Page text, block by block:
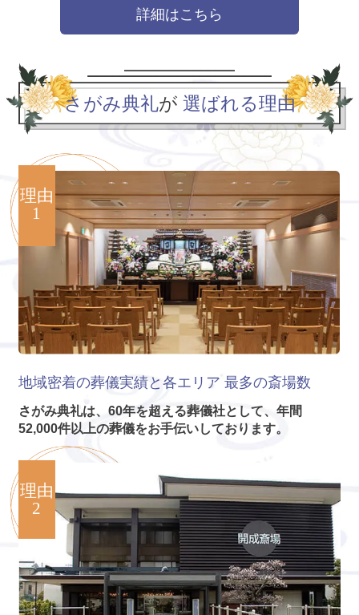
詳細はこちら
さがみ典礼が 選ばれる理由
理由
1
地域密着の葬儀実績と各エリア 最多の斎場数
さがみ典礼は、60年を超える葬儀社として、年間
52,000件以上の葬儀をお手伝いしております。
理由
2